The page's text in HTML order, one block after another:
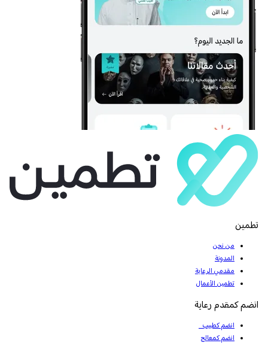
تطمين
من نحن
المدونة
مقدمي الرعاية
تطمين الأعمال
انضم كمقدم رعاية
انضم كطبيب
انضم كمعالج